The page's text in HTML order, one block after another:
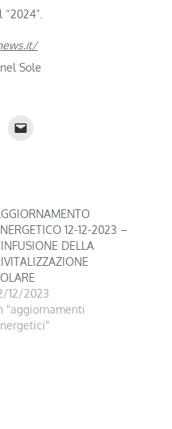
Sole
12-12-2023 –
DELLA
12/2023
"aggiornamenti